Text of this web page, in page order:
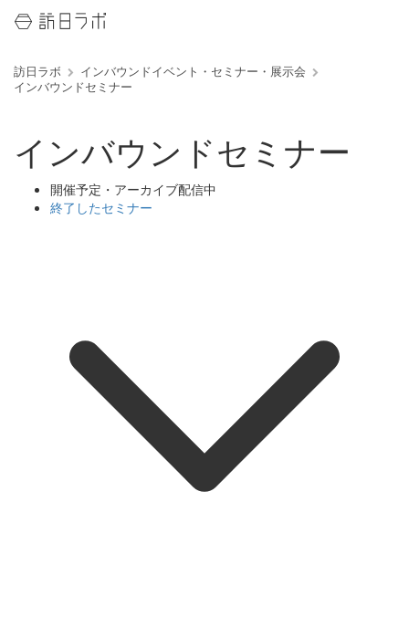
訪日ラボ
インバウンドイベント・セミナー・展示会
インバウンドセミナー
インバウンドセミナー
開催予定・アーカイブ配信中
終了したセミナー